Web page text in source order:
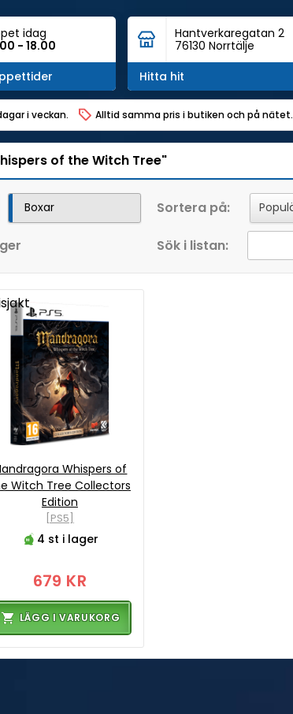
idag
- 18.00
Hantverkaregatan 2
76130 Norrtälje
Hitta hit
i veckan. Alltid samma pris i butiken och på nätet.
of the Witch Tree"
Boxar Sortera på:
Sök i listan:
Whispers of
Witch Tree Collectors
Edition
[PS5]
4 st i lager
679 KR
LÄGG I VARUKORG